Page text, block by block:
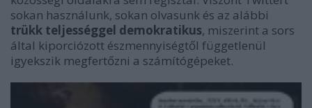
sokan használunk, sokan olvasunk és az alábbi
trükk teljességgel demokratikus, miszerint a sors
által kiporciózott észmennyiségtől függetlenül
igyekszik megfertőzni a számítógépeket.